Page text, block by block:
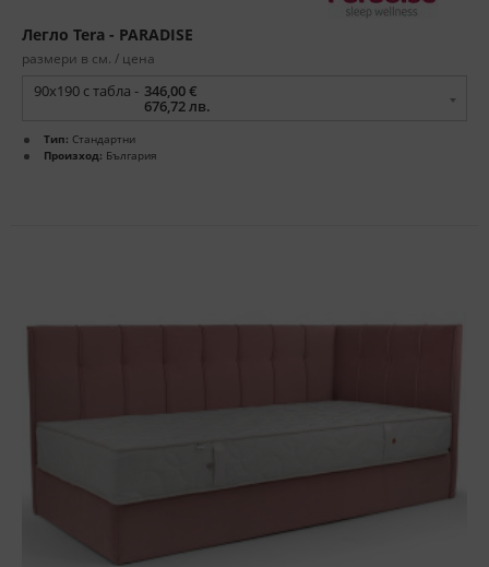
Легло Tera - PARADISE
размери в см. / цена
90x190 с табла - 346,00 €
676,72 лв.
Тип: Стандартни
Произход: България